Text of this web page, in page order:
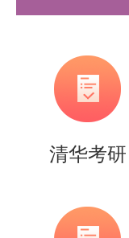
DTCO/
二、
序 研究方
向名称
清华考研